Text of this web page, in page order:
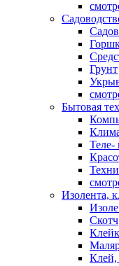
Грунт
Бытовая
Теле-
Изолента,
Скотч
Клей,